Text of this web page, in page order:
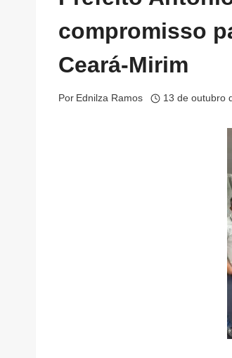
compromisso
Ceará-Mirim
Por Ednilza Ramos 13 de outubro